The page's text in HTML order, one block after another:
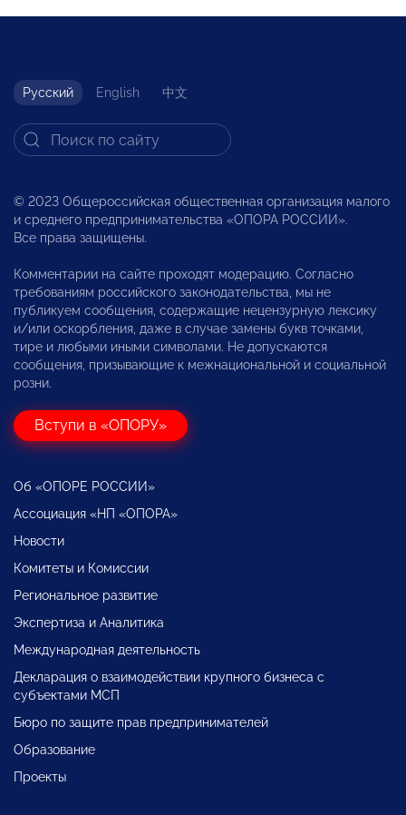
Русский English 中文
© 2023 Общероссийская общественная организация малого
и среднего предпринимательства «ОПОРА РОССИИ».
Все права защищены.
Комментарии на сайте проходят модерацию. Согласно
требованиям российского законодательства, мы не
публикуем сообщения, содержащие нецензурную лексику
и/или оскорбления, даже в случае замены букв точками,
тире и любыми иными символами. Не допускаются
сообщения, призывающие к межнациональной и социальной
розни.
Вступи в «ОПОРУ»
Об «ОПОРЕ РОССИИ»
Ассоциация «НП «ОПОРА»
Новости
Комитеты и Комиссии
Региональное развитие
Экспертиза и Аналитика
Международная деятельность
Декларация о взаимодействии крупного бизнеса с
субъектами МСП
Бюро по защите прав предпринимателей
Образование
Проекты